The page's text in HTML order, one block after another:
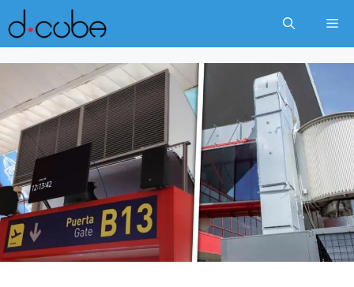
Skip
to
content